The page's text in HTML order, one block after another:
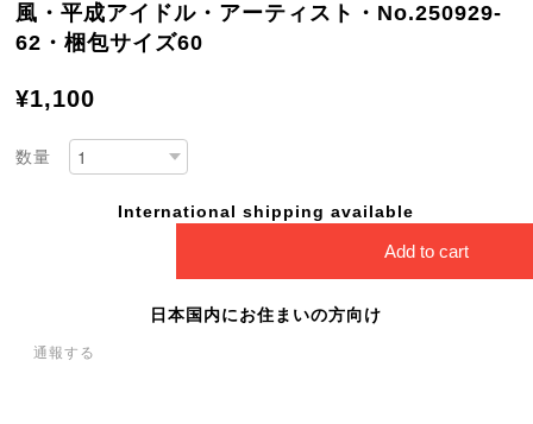
風・平成アイドル・アーティスト・No.250929-
62・梱包サイズ60
¥1,100
数量
International shipping available
Add to cart
日本国内にお住まいの方向け
通報する